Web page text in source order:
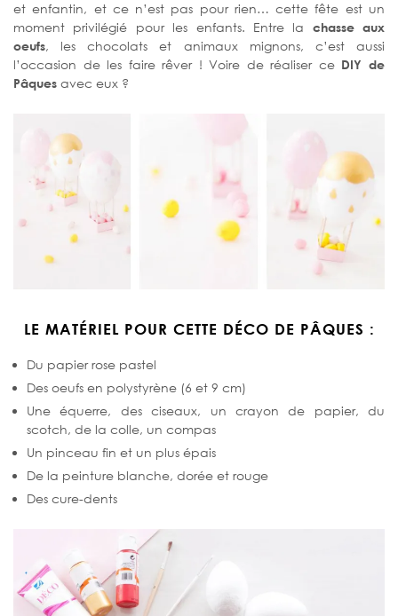
et enfantin, et ce n’est pas pour rien… cette fête est un
moment privilégié pour les enfants. Entre la chasse aux
oeufs, les chocolats et animaux mignons, c’est aussi
l’occasion de les faire rêver ! Voire de réaliser ce DIY de
Pâques avec eux ?
LE MATÉRIEL POUR CETTE DÉCO DE PÂQUES :
Du papier rose pastel
Des oeufs en polystyrène (6 et 9 cm)
Une équerre, des ciseaux, un crayon de papier, du
scotch, de la colle, un compas
Un pinceau fin et un plus épais
De la peinture blanche, dorée et rouge
Des cure-dents